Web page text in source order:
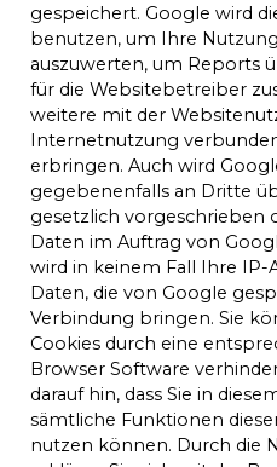
gespeichert. Google wird
benutzen, um Ihre
auszuwerten, um Reports
für die Websitebetreiber
weitere mit der
Internetnutzung
erbringen. Auch wird
gegebenenfalls an Dritte
gesetzlich vorgeschrieben
Daten im Auftrag von
wird in keinem Fall Ihre IP-
Daten, die von Google
Verbindung bringen. Sie
Cookies durch eine
Browser Software
darauf hin, dass Sie in
sämtliche Funktionen
nutzen können. Durch die